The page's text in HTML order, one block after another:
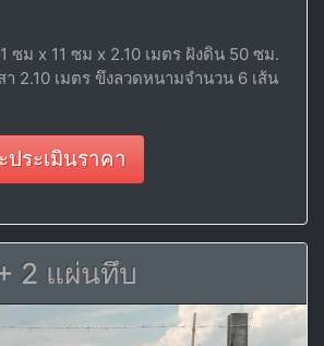
ซม x 11 ซม x 2.10 เมตร ฝังดิน 50 ซม.
า 2.10 เมตร ขึงลวดหนามจำนวน 6 เส้น
ประเมินราคา
2 แผ่นทึบ